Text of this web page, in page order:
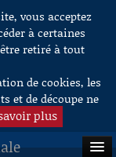
vous acceptez
à certaines
retiré à tout
de cookies, les
et de découpe ne
plus